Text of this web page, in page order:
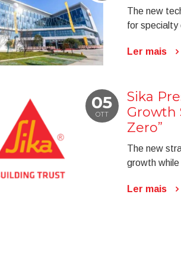
The new
for specialty
Ler mais
05
OTT
Sika
Growth
Zero”
The new
growth
Ler mais